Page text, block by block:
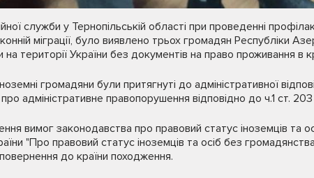
служби у Тернопільській області при проведенні
міграції, було виявлено трьох громадян Республіки
території України без документів на право проживання в
громадяни були притягнуті до адміністративної
адміністративне правопорушення відповідно до ч.1 ст.
вимог законодавства про правовий статус іноземців та
"Про правовий статус іноземців та осіб без
до країни походження.